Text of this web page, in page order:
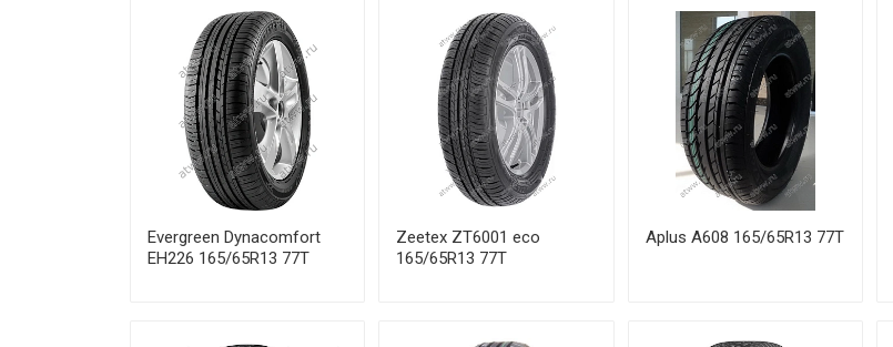
Evergreen Dynacomfort
EH226 165/65R13 77T
Zeetex ZT6001 eco
165/65R13 77T
Aplus A608 165/65R13 77T